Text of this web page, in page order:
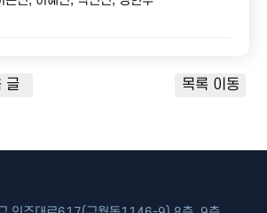
글 목록 이동